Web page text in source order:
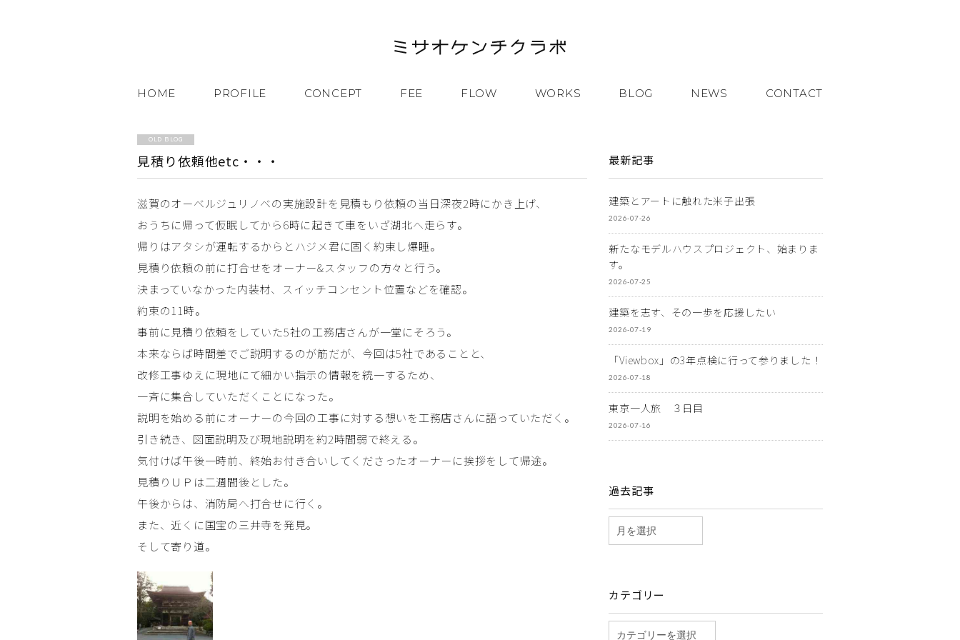
HOME PROFILE CONCEPT FEE FLOW WORKS BLOG NEWS CONTACT
OLD BLOG
見積り依頼他etc・・・
滋賀のオーベルジュリノベの実施設計を見積もり依頼の当日深夜2時にかき上げ、
おうちに帰って仮眠してから6時に起きて車をいざ湖北へ走らす。
帰りはアタシが運転するからとハジメ君に固く約束し爆睡。
見積り依頼の前に打合せをオーナー&スタッフの方々と行う。
決まっていなかった内装材、スイッチコンセント位置などを確認。
約束の11時。
事前に見積り依頼をしていた5社の工務店さんが一堂にそろう。
本来ならば時間差でご説明するのが筋だが、今回は5社であることと、
改修工事ゆえに現地にて細かい指示の情報を統一するため、
一斉に集合していただくことになった。
説明を始める前にオーナーの今回の工事に対する想いを工務店さんに語っていただく。
引き続き、図面説明及び現地説明を約2時間弱で終える。
気付けば午後一時前、終始お付き合いしてくださったオーナーに挨拶をして帰途。
見積りＵＰは二週間後とした。
午後からは、消防局へ打合せに行く。
また、近くに国宝の三井寺を発見。
そして寄り道。
最新記事
建築とアートに触れた米子出張
2026-07-26
新たなモデルハウスプロジェクト、始まりま
す。
2026-07-25
建築を志す、その一歩を応援したい
2026-07-19
「Viewbox」の3年点検に行って参りました！
2026-07-18
東京一人旅 ３日目
2026-07-16
過去記事
カテゴリー